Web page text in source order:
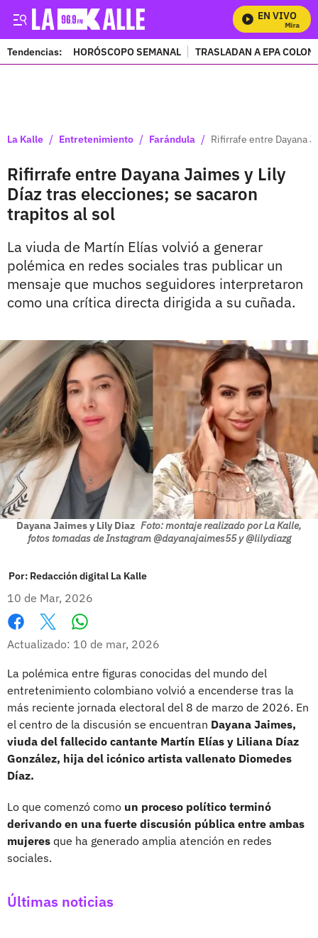
EN VIVO
Mira
Tendencias: HORÓSCOPO SEMANAL TRASLADAN A EPA
La Kalle / Entretenimiento / Farándula / Rifirrafe entre Dayana
Rifirrafe entre Dayana Jaimes y Lily
Díaz tras elecciones; se sacaron
trapitos al sol
La viuda de Martín Elías volvió a generar
polémica en redes sociales tras publicar un
mensaje que muchos seguidores interpretaron
como una crítica directa dirigida a su cuñada.
Dayana Jaimes y Lily Diaz Foto: montaje realizado por La Kalle,
fotos tomadas de Instagram @dayanajaimes55 y @lilydiazg
Por: Redacción digital La Kalle
10 de Mar, 2026
Facebook
X
Actualizado: 10 de mar, 2026
La polémica entre figuras conocidas del mundo del
entretenimiento colombiano volvió a encenderse tras la
más reciente jornada electoral del 8 de marzo de 2026. En
el centro de la discusión se encuentran Dayana Jaimes,
viuda del fallecido cantante Martín Elías y Liliana Díaz
González, hija del icónico artista vallenato Diomedes
Díaz.
Lo que comenzó como un proceso político terminó
derivando en una fuerte discusión pública entre ambas
mujeres que ha generado amplia atención en redes
sociales.
Últimas noticias